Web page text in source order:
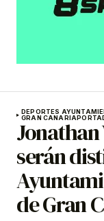
DEPORTES
GRAN CANARIA
serán
de Gran